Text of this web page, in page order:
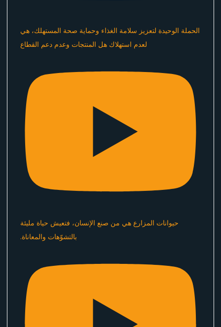
الحملة الوحيدة لتعزيز سلامة الغذاء وحماية صحة المستهلك، هي
لعدم استهلاك هل المنتجات وعدم دعم القطاع